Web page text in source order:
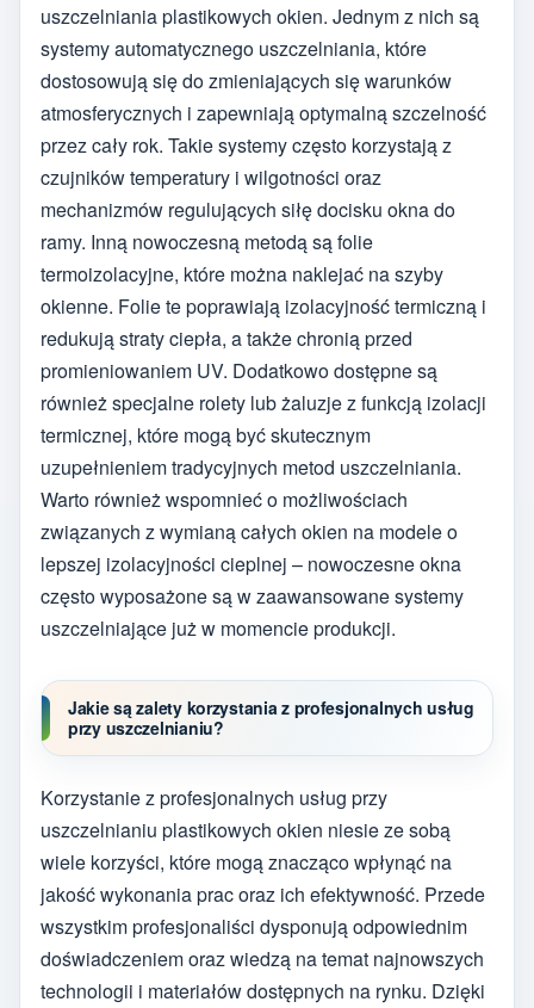
uszczelniania plastikowych okien. Jednym z nich są
systemy automatycznego uszczelniania, które
dostosowują się do zmieniających się warunków
atmosferycznych i zapewniają optymalną szczelność
przez cały rok. Takie systemy często korzystają z
czujników temperatury i wilgotności oraz
mechanizmów regulujących siłę docisku okna do
ramy. Inną nowoczesną metodą są folie
termoizolacyjne, które można naklejać na szyby
okienne. Folie te poprawiają izolacyjność termiczną i
redukują straty ciepła, a także chronią przed
promieniowaniem UV. Dodatkowo dostępne są
również specjalne rolety lub żaluzje z funkcją izolacji
termicznej, które mogą być skutecznym
uzupełnieniem tradycyjnych metod uszczelniania.
Warto również wspomnieć o możliwościach
związanych z wymianą całych okien na modele o
lepszej izolacyjności cieplnej – nowoczesne okna
często wyposażone są w zaawansowane systemy
uszczelniające już w momencie produkcji.
Jakie są zalety korzystania z profesjonalnych usług
przy uszczelnianiu?
Korzystanie z profesjonalnych usług przy
uszczelnianiu plastikowych okien niesie ze sobą
wiele korzyści, które mogą znacząco wpłynąć na
jakość wykonania prac oraz ich efektywność. Przede
wszystkim profesjonaliści dysponują odpowiednim
doświadczeniem oraz wiedzą na temat najnowszych
technologii i materiałów dostępnych na rynku. Dzięki